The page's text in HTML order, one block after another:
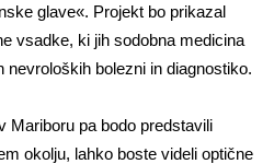
glave«. Projekt bo prikazal
vsadke, ki jih sodobna medicina
nevroloških bolezni in diagnostiko.
Mariboru pa bodo predstavili
okolju, lahko boste videli optične